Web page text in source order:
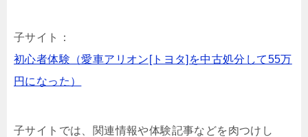
子サイト：
初心者体験（愛車アリオン[トヨタ]を中古処分して55万
円になった）
子サイトでは、関連情報や体験記事などを肉つけし